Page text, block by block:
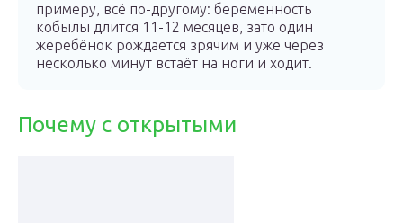
примеру, всё по-другому: беременность
кобылы длится 11-12 месяцев, зато один
жеребёнок рождается зрячим и уже через
несколько минут встаёт на ноги и ходит.
Почему с открытыми